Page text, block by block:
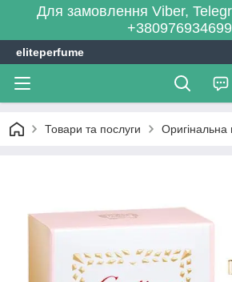
Для замовлення Viber,
+380976934699
eliteperfume
Товари та послуги